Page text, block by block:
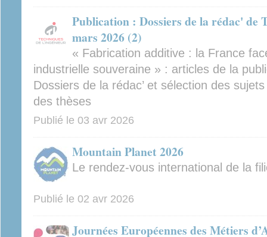
Publication : Dossiers de la rédac' de
mars 2026 (2)
« Fabrication additive : la France
industrielle souveraine » : articles de la
Dossiers de la rédac’ et sélection des
des thèses
Publié le 03 avr 2026
Mountain Planet 2026
Le rendez-vous international de la
Publié le 02 avr 2026
Journées Européennes des Métiers